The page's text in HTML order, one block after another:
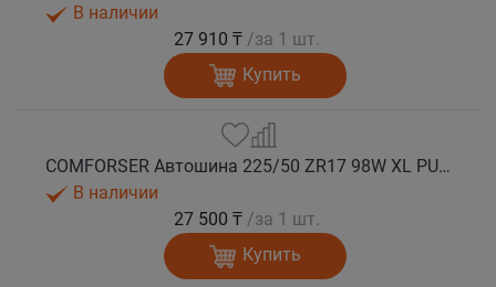
В наличии
27 910 ₸ /за 1 шт.
Купить
COMFORSER Автошина 225/50 ZR17 98W XL PURESPEED лето
В наличии
27 500 ₸ /за 1 шт.
Купить